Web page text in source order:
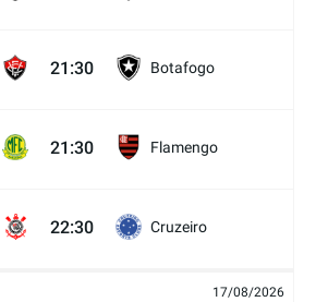
21:30 Botafogo
21:30 Flamengo
22:30 Cruzeiro
17/08/2026